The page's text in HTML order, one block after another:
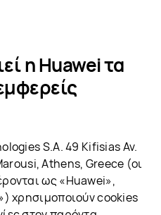
η Huawei τα
S.A. 49 Kifisias Av.
Athens, Greece (οι
ως «Huawei»,
χρησιμοποιούν cookies